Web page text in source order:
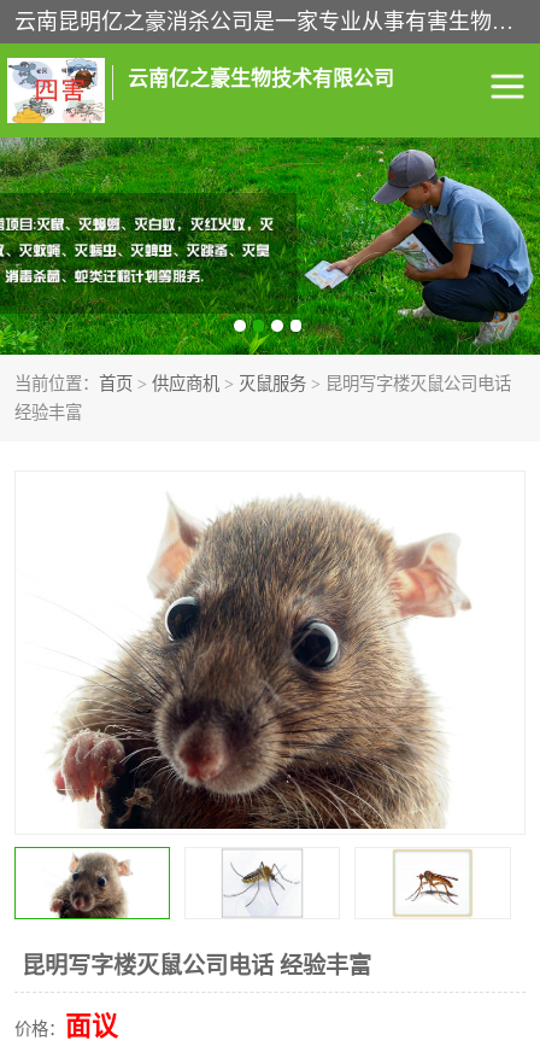
云南昆明亿之豪消杀公司是一家专业从事有害生物防治综合治理的公司，治理服务包括：灭鼠,杀虫,除虫,除蟑螂,白蚁防治,消杀等；安全环保,快速上门,价格透明,完善的售后服务,不影响您的生活工作。
云南亿之豪生物技术有限公司
当前位置： 首页 > 供应商机 > 灭鼠服务 > 昆明写字楼灭鼠公司电话
经验丰富
昆明写字楼灭鼠公司电话 经验丰富
价格： 面议
灭鼠服务 杀虫服务
除虫服务 除蟑螂服务
白蚁防治服务 消杀服务
昆明灭老鼠 昆明灭蟑螂
昆明白蚁防治
昆明灭红火蚁公司 昆明驱蛇公司
昆明除虫除蚁